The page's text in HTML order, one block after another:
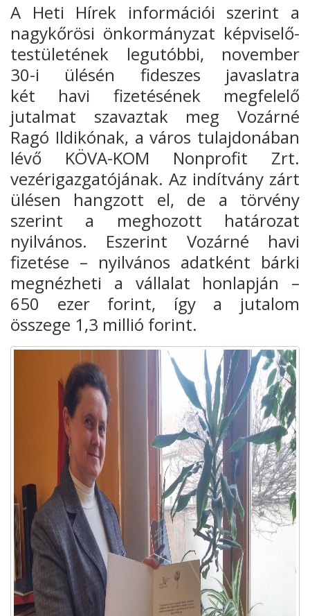
A Heti Hírek információi szerint a
nagykőrösi önkormányzat képviselő-
testületének legutóbbi, november
30-i ülésén fideszes javaslatra
két havi fizetésének megfelelő
jutalmat szavaztak meg Vozárné
Ragó Ildikónak, a város tulajdonában
lévő KÖVA-KOM Nonprofit Zrt.
vezérigazgatójának. Az indítvány zárt
ülésen hangzott el, de a törvény
szerint a meghozott határozat
nyilvános. Eszerint Vozárné havi
fizetése – nyilvános adatként bárki
megnézheti a vállalat honlapján –
650 ezer forint, így a jutalom
összege 1,3 millió forint.